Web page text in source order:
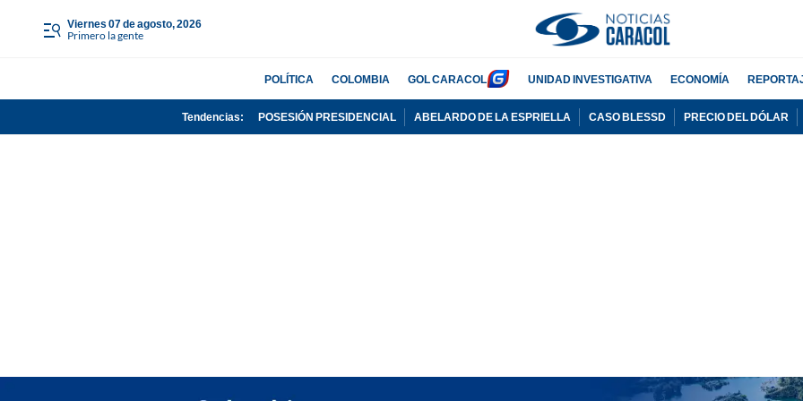
viernes 07 de agosto, 2026
Primero la gente
POLÍTICA COLOMBIA GOL CARACOL UNIDAD INVESTIGATIVA ECONOMÍA
Tendencias: POSESIÓN PRESIDENCIAL ABELARDO DE LA ESPRIELLA CASO BLESSD PRECIO DEL DÓLAR